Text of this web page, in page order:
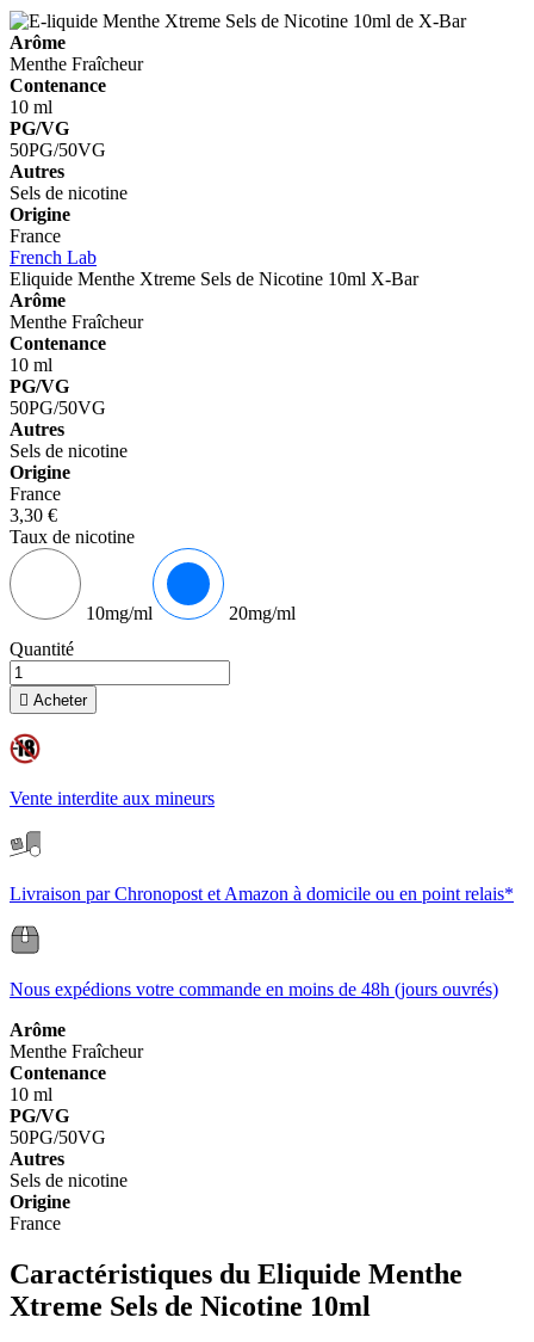
Arôme
Menthe Fraîcheur
Contenance
10 ml
PG/VG
50PG/50VG
Autres
Sels de nicotine
Origine
France
French Lab
Eliquide Menthe Xtreme Sels de Nicotine 10ml X-Bar
Arôme
Menthe Fraîcheur
Contenance
10 ml
PG/VG
50PG/50VG
Autres
Sels de nicotine
Origine
France
3,30 €
Taux de nicotine
10mg/ml
20mg/ml
Quantité
 Acheter
Vente interdite aux mineurs
Livraison par Chronopost et Amazon à domicile ou en point relais*
Nous expédions votre commande en moins de 48h (jours ouvrés)
Arôme
Menthe Fraîcheur
Contenance
10 ml
PG/VG
50PG/50VG
Autres
Sels de nicotine
Origine
France
Caractéristiques du Eliquide Menthe
Xtreme Sels de Nicotine 10ml